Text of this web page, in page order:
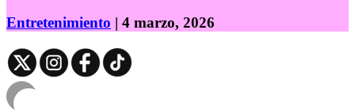
Entretenimiento | 4 marzo, 2026